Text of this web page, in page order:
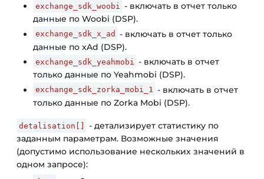
exchange_sdk_woobi - включать в отчет только
данные по Woobi (DSP).
exchange_sdk_x_ad - включать в отчет только
данные по xAd (DSP).
exchange_sdk_yeahmobi - включать в отчет
только данные по Yeahmobi (DSP).
exchange_sdk_zorka_mobi_1 - включать в отчет
только данные по Zorka Mobi (DSP).
detalisation[]
- детализирует статистику по
заданным параметрам. Возможные значения
(допустимо использование нескольких значений в
одном запросе):